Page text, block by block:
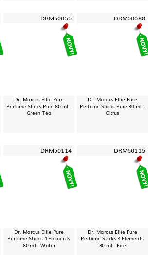
DRM50055
Dr. Marcus Ellie Pure
Perfume Sticks Pure 80 ml -
Green Tea
DRM50088
Dr. Marcus Ellie Pure
Perfume Sticks Pure 80 ml -
Citrus
DRM50114
Dr. Marcus Ellie Pure
Perfume Sticks 4 Elements
80 ml - Water
DRM50115
Dr. Marcus Ellie Pure
Perfume Sticks 4 Elements
80 ml - Fire